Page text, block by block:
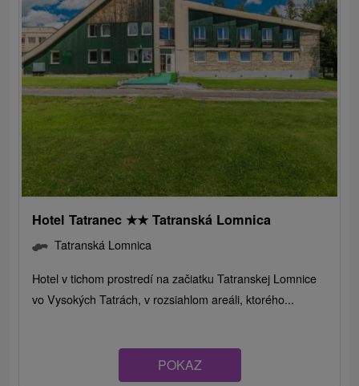
Hotel Tatranec ★★ Tatranská Lomnica
Tatranská Lomnica
Hotel v tichom prostredí na začiatku Tatranskej Lomnice
vo Vysokých Tatrách, v rozsiahlom areáli, ktorého...
POKAZ